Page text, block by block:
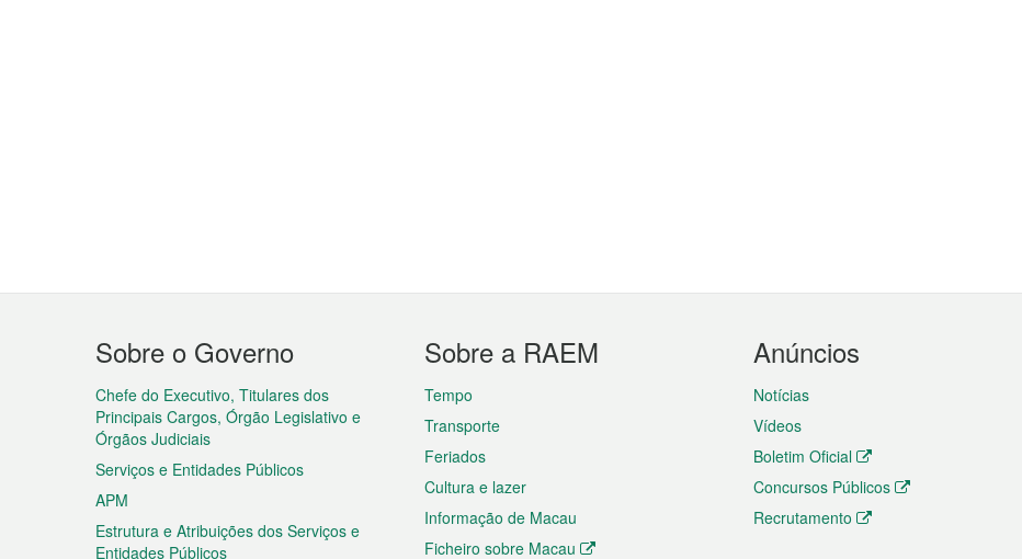
Menu
do
rodapé
Sobre o Governo
Chefe do Executivo, Titulares dos
Principais Cargos, Órgão Legislativo e
Órgãos Judiciais
Serviços e Entidades Públicos
APM
Estrutura e Atribuições dos Serviços e
Entidades Públicos
Sobre a RAEM
Tempo
Transporte
Feriados
Cultura e lazer
Informação de Macau
Ficheiro sobre Macau
Anúncios
Notícias
Vídeos
Boletim Oficial
Concursos Públicos
Recrutamento